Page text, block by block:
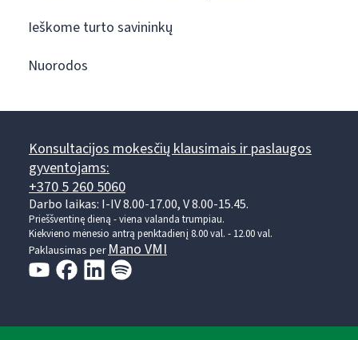
Ieškome turto savininkų
Nuorodos
Konsultacijos mokesčių klausimais ir paslaugos
gyventojams:
+370 5 260 5060
Darbo laikas: I-IV 8.00-17.00, V 8.00-15.45.
Prieššventinę dieną - viena valanda trumpiau.
Kiekvieno mėnesio antrą penktadienį 8.00 val. - 12.00 val.
Paklausimas perMano VMI